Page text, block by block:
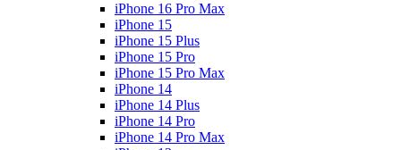
iPhone 16 Pro Max
iPhone 15
iPhone 15 Plus
iPhone 15 Pro
iPhone 15 Pro Max
iPhone 14
iPhone 14 Plus
iPhone 14 Pro
iPhone 14 Pro Max